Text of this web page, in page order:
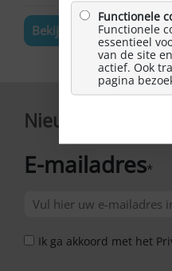
Bekijk de volledige
Nieuwsbrief
E-mailadres*
Ik ga akkoord met het
Functionele
Functionele
essentieel
van de site
actief. Ook
pagina